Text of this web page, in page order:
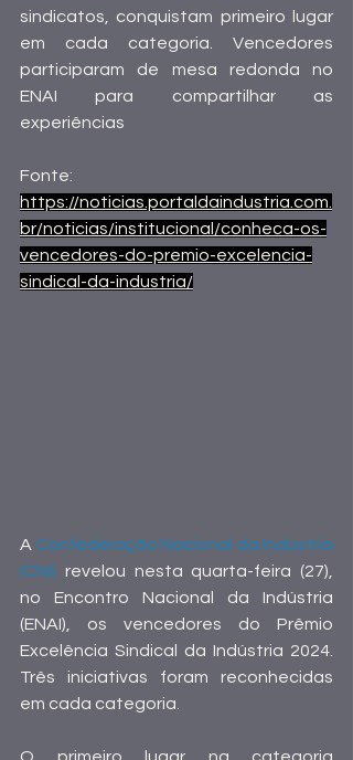
sindicatos, conquistam primeiro lugar
em cada categoria. Vencedores
participaram de mesa redonda no
ENAI para compartilhar as
experiências
Fonte:
https://noticias.portaldaindustria.com.
br/noticias/institucional/conheca-os-
vencedores-do-premio-excelencia-
sindical-da-industria/
A Confederação Nacional da Indústria
(CNI) revelou nesta quarta-feira (27),
no Encontro Nacional da Indústria
(ENAI), os vencedores do Prêmio
Excelência Sindical da Indústria 2024.
Três iniciativas foram reconhecidas
em cada categoria.
O primeiro lugar na categoria